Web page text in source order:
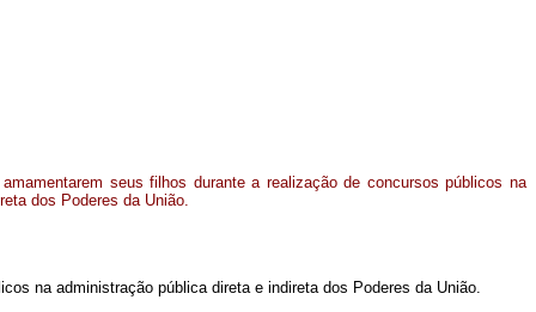
seus filhos durante a realização de concursos públicos na
dos Poderes da União.
na administração pública direta e indireta dos Poderes da União.